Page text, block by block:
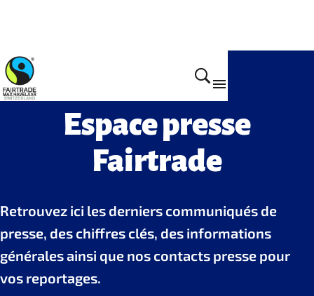
Espace presse
Fairtrade
Retrouvez ici les derniers communiqués de
presse, des chiffres clés, des informations
générales ainsi que nos contacts presse pour
vos reportages.